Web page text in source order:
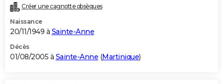
Créer une cagnotte obsèques
Naissance
20/11/1949 à Sainte-Anne
Décès
01/08/2005 à Sainte-Anne (Martinique)